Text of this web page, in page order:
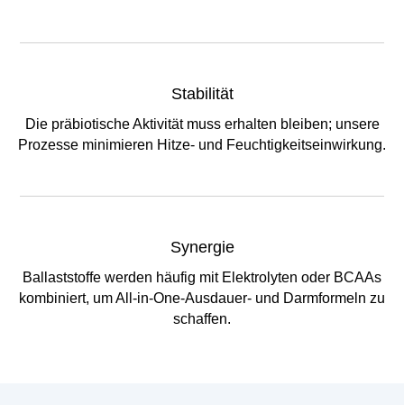
Stabilität
Die präbiotische Aktivität muss erhalten bleiben; unsere
Prozesse minimieren Hitze- und Feuchtigkeitseinwirkung.
Synergie
Ballaststoffe werden häufig mit Elektrolyten oder BCAAs
kombiniert, um All-in-One-Ausdauer- und Darmformeln zu
schaffen.